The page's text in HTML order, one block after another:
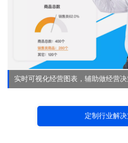
实时可视化经营图表，辅助做经营决
定制行业解